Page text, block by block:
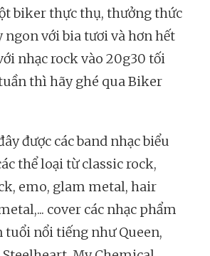
biker thực thụ, thưởng thức
ngon với bia tươi và hơn hết
nhạc rock vào 20g30 tối
thì hãy ghé qua Biker
được các band nhạc biểu
thể loại từ classic rock,
emo, glam metal, hair
cover các nhạc phẩm
tuổi nổi tiếng như Queen,